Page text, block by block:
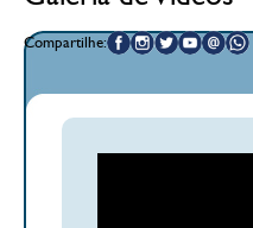
Compartilhe: